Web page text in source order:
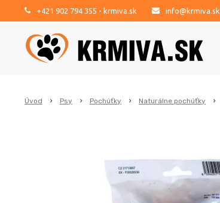
+421 902 794 355 - krmiva.sk info@krmiva.sk
Úvod Psy Pochúťky Naturálne pochúťky